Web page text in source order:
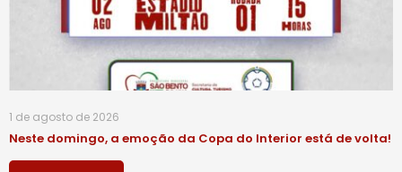
1 de agosto de 2026
Neste domingo, a emoção da Copa do Interior está de volta!